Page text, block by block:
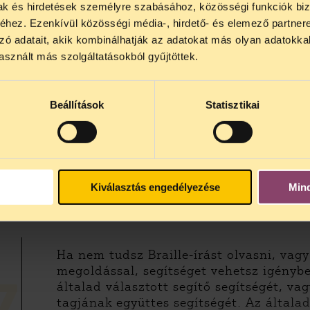
és hirdetések személyre szabásához, közösségi funkciók
Ezenkívül közösségi média-, hirdető- és elemező
adatait, akik kombinálhatják az adatokat más olyan
más szolgáltatásokból gyűjtöttek.
Beállítások Statisztikai
Kiválasztás engedélyezése
ebben az esetben is. Ha egy látássérült
az alkalmazásokat. Így tehetsz azért,
2026. február 3-án 16 óráig már
akkor te a szavazás helyéről és
ilyen értesítőt fogsz kapni. Ha
Ha nem tudsz Braille-írást olvasni,
megoldással, segítséget vehetsz
általad választott segítő segítségét,
tagjának együttes segítségét. Az általad